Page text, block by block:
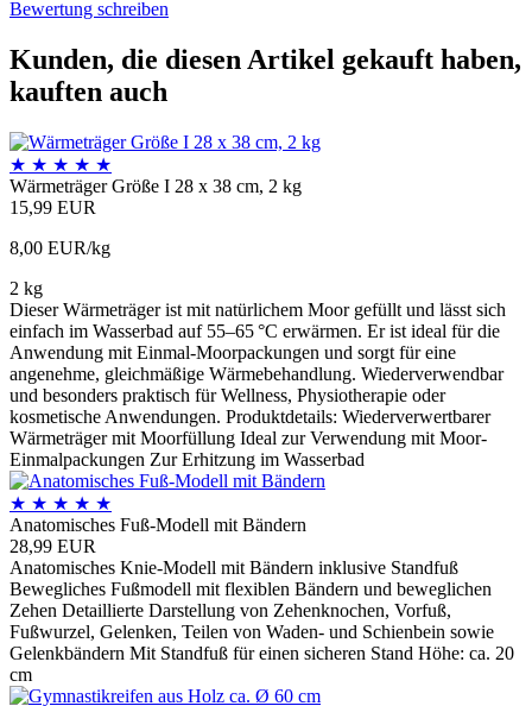
Bewertung schreiben
Kunden, die diesen Artikel gekauft haben,
kauften auch
★ ★ ★ ★ ★
Wärmeträger Größe I 28 x 38 cm, 2 kg
15,99 EUR
8,00 EUR/kg
2 kg
Dieser Wärmeträger ist mit natürlichem Moor gefüllt und lässt sich
einfach im Wasserbad auf 55–65 °C erwärmen. Er ist ideal für die
Anwendung mit Einmal-Moorpackungen und sorgt für eine
angenehme, gleichmäßige Wärmebehandlung. Wiederverwendbar
und besonders praktisch für Wellness, Physiotherapie oder
kosmetische Anwendungen. Produktdetails: Wiederverwertbarer
Wärmeträger mit Moorfüllung Ideal zur Verwendung mit Moor-
Einmalpackungen Zur Erhitzung im Wasserbad
★ ★ ★ ★ ★
Anatomisches Fuß-Modell mit Bändern
28,99 EUR
Anatomisches Knie-Modell mit Bändern inklusive Standfuß
Bewegliches Fußmodell mit flexiblen Bändern und beweglichen
Zehen Detaillierte Darstellung von Zehenknochen, Vorfuß,
Fußwurzel, Gelenken, Teilen von Waden- und Schienbein sowie
Gelenkbändern Mit Standfuß für einen sicheren Stand Höhe: ca. 20
cm